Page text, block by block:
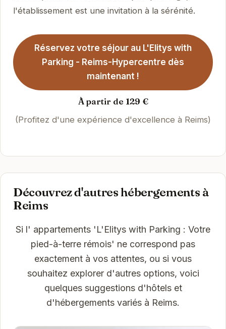
l'établissement est une invitation à la sérénité.
Réservez votre séjour au L'Elitys with
Parking - Reims-Hypercentre dès
maintenant !
À partir de 129 €
(Profitez d'une expérience d'excellence à Reims)
Découvrez d'autres hébergements à
Reims
Si l' appartements 'L'Elitys with Parking : Votre
pied-à-terre rémois' ne correspond pas
exactement à vos attentes, ou si vous
souhaitez explorer d'autres options, voici
quelques suggestions d'hôtels et
d'hébergements variés à Reims.